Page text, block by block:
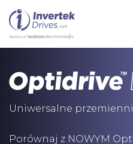
Uniwersalne
Porównaj z NOWYM